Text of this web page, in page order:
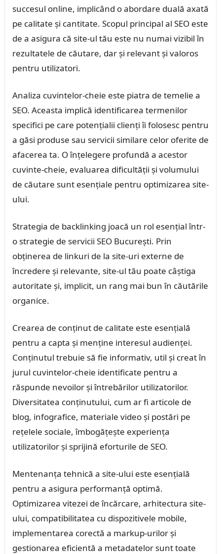
succesul online, implicând o abordare duală axată
pe calitate și cantitate. Scopul principal al SEO este
de a asigura că site-ul tău este nu numai vizibil în
rezultatele de căutare, dar și relevant și valoros
pentru utilizatori.
Analiza cuvintelor-cheie este piatra de temelie a
SEO. Aceasta implică identificarea termenilor
specifici pe care potențialii clienți îi folosesc pentru
a găsi produse sau servicii similare celor oferite de
afacerea ta. O înțelegere profundă a acestor
cuvinte-cheie, evaluarea dificultății și volumului
de căutare sunt esențiale pentru optimizarea site-
ului.
Strategia de backlinking joacă un rol esențial într-
o strategie de servicii SEO București. Prin
obținerea de linkuri de la site-uri externe de
încredere și relevante, site-ul tău poate câștiga
autoritate și, implicit, un rang mai bun în căutările
organice.
Crearea de conținut de calitate este esențială
pentru a capta și menține interesul audienței.
Conținutul trebuie să fie informativ, util și creat în
jurul cuvintelor-cheie identificate pentru a
răspunde nevoilor și întrebărilor utilizatorilor.
Diversitatea conținutului, cum ar fi articole de
blog, infografice, materiale video și postări pe
rețelele sociale, îmbogățește experiența
utilizatorilor și sprijină eforturile de SEO.
Mentenanța tehnică a site-ului este esențială
pentru a asigura performanță optimă.
Optimizarea vitezei de încărcare, arhitectura site-
ului, compatibilitatea cu dispozitivele mobile,
implementarea corectă a markup-urilor și
gestionarea eficientă a metadatelor sunt toate